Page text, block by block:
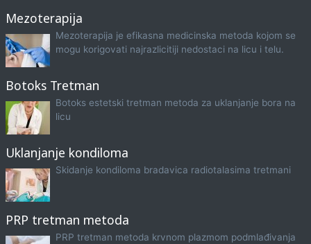
Mezoterapija
Mezoterapija je efikasna medicinska metoda kojom se
mogu korigovati najrazlicitiji nedostaci na licu i telu.
Botoks Tretman
Botoks estetski tretman metoda za uklanjanje bora na
licu
Uklanjanje kondiloma
Skidanje kondiloma bradavica radiotalasima tretmani
PRP tretman metoda
PRP tretman metoda krvnom plazmom podmlađivanja